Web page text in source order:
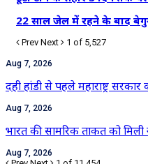
22 साल जेल में रहने के बाद
Prev Next 1 of 5,527
Aug 7, 2026
दही हांडी से पहले महाराष्ट्र
Aug 7, 2026
भारत की सामरिक ताकत को
Aug 7, 2026